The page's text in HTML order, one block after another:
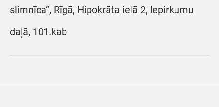
slimnīca”, Rīgā, Hipokrāta ielā 2, Iepirkumu
daļā, 101.kab